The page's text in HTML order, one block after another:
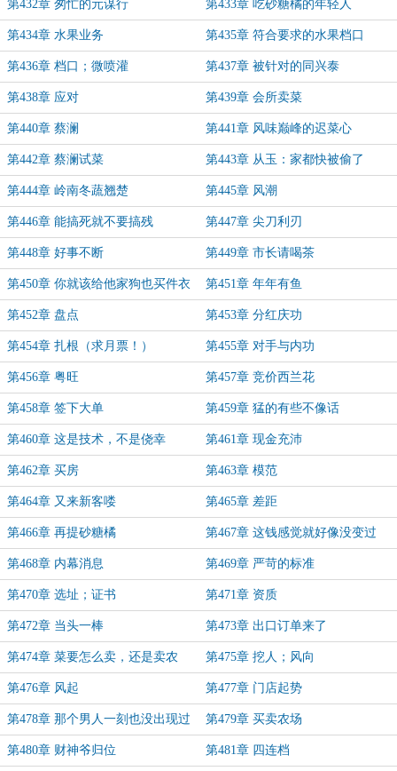
第432章 匆忙的元谋行 第433章 吃砂糖橘的年轻人
第434章 水果业务 第435章 符合要求的水果档口
第436章 档口；微喷灌 第437章 被针对的同兴泰
第438章 应对 第439章 会所卖菜
第440章 蔡澜 第441章 风味巅峰的迟菜心
第442章 蔡澜试菜 第443章 从玉：家都快被偷了
第444章 岭南冬蔬翘楚 第445章 风潮
第446章 能搞死就不要搞残 第447章 尖刀利刃
第448章 好事不断 第449章 市长请喝茶
第450章 你就该给他家狗也买件衣
服
第451章 年年有鱼
第452章 盘点 第453章 分红庆功
第454章 扎根（求月票！） 第455章 对手与内功
第456章 粤旺 第457章 竞价西兰花
第458章 签下大单 第459章 猛的有些不像话
第460章 这是技术，不是侥幸 第461章 现金充沛
第462章 买房 第463章 模范
第464章 又来新客喽 第465章 差距
第466章 再提砂糖橘 第467章 这钱感觉就好像没变过
第468章 内幕消息 第469章 严苛的标准
第470章 选址；证书 第471章 资质
第472章 当头一棒 第473章 出口订单来了
第474章 菜要怎么卖，还是卖农
场？
第475章 挖人；风向
第476章 风起 第477章 门店起势
第478章 那个男人一刻也没出现过 第479章 买卖农场
第480章 财神爷归位 第481章 四连档